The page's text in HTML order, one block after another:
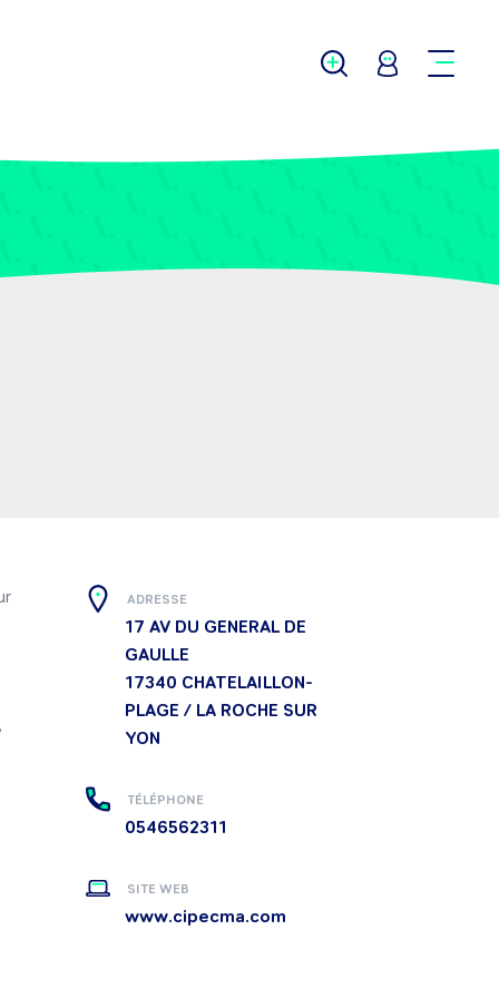
ADRESSE
17 AV DU GENERAL DE
GAULLE
17340 CHATELAILLON-
PLAGE / LA ROCHE SUR
YON
TÉLÉPHONE
0546562311
SITE WEB
www.cipecma.com